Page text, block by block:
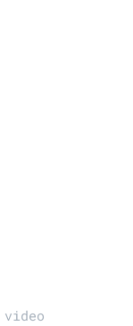
video